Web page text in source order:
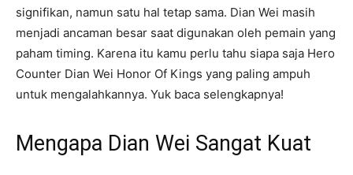
signifikan, namun satu hal tetap sama. Dian Wei masih
menjadi ancaman besar saat digunakan oleh pemain yang
paham timing. Karena itu kamu perlu tahu siapa saja Hero
Counter Dian Wei Honor Of Kings yang paling ampuh
untuk mengalahkannya. Yuk baca selengkapnya!
Mengapa Dian Wei Sangat Kuat